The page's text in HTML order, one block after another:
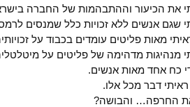
את הכיעור וההתבהמות של החברה
שגם אנשים ללא זכויות כלל שמנסים
מאות פליטים עומדים בכבוד על
מנהיגות מדהימה של פליטים על
כח אחד מאות אנשים.
ראיתי דבר מכל אלו.
את החרפה… והבושה?